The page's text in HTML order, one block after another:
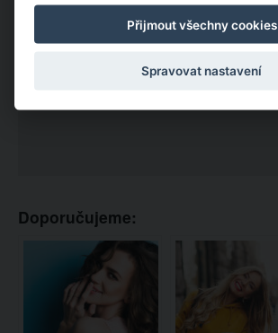
Doporučujeme:
Přijmout všechny cookies
Spravovat nastavení